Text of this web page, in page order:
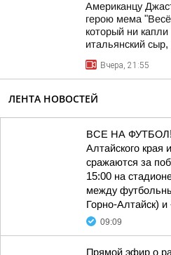
Американцу
герою мема
который ни
итальянский сыр,
Вчера, 21:55
ЛЕНТА НОВОСТЕЙ
ВСЕ НА ФУТБОЛ!.
Алтайского
сражаются за
15:00 на
между
Горно-Алтайск)
09:09
Прямой эфир о